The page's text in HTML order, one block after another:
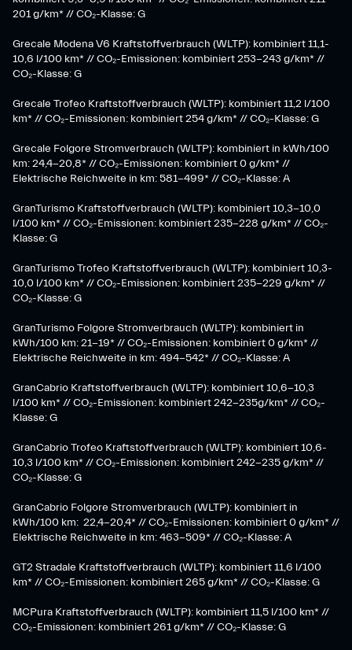
201 g/km* // CO₂-Klasse: G
Grecale Modena V6 Kraftstoffverbrauch (WLTP): kombiniert 11,1-
10,6 l/100 km* // CO₂-Emissionen: kombiniert 253-243 g/km* //
CO₂-Klasse: G
Grecale Trofeo Kraftstoffverbrauch (WLTP): kombiniert 11,2 l/100
km* // CO₂-Emissionen: kombiniert 254 g/km* // CO₂-Klasse: G
Grecale Folgore Stromverbrauch (WLTP): kombiniert in kWh/100
km: 24,4-20,8* // CO₂-Emissionen: kombiniert 0 g/km* //
Elektrische Reichweite in km: 581-499* // CO₂-Klasse: A
GranTurismo Kraftstoffverbrauch (WLTP): kombiniert 10,3-10,0
l/100 km* // CO₂-Emissionen: kombiniert 235-228 g/km* // CO₂-
Klasse: G
GranTurismo Trofeo Kraftstoffverbrauch (WLTP): kombiniert 10,3-
10,0 l/100 km* // CO₂-Emissionen: kombiniert 235-229 g/km* //
CO₂-Klasse: G
GranTurismo Folgore Stromverbrauch (WLTP): kombiniert in
kWh/100 km: 21-19* // CO₂-Emissionen: kombiniert 0 g/km* //
Elektrische Reichweite in km: 494-542* // CO₂-Klasse: A
GranCabrio Kraftstoffverbrauch (WLTP): kombiniert 10,6-10,3
l/100 km* // CO₂-Emissionen: kombiniert 242-235g/km* // CO₂-
Klasse: G
GranCabrio Trofeo Kraftstoffverbrauch (WLTP): kombiniert 10,6-
10,3 l/100 km* // CO₂-Emissionen: kombiniert 242-235 g/km* //
CO₂-Klasse: G
GranCabrio Folgore Stromverbrauch (WLTP): kombiniert in
kWh/100 km: 22,4-20,4* // CO₂-Emissionen: kombiniert 0 g/km* //
Elektrische Reichweite in km: 463-509* // CO₂-Klasse: A
GT2 Stradale Kraftstoffverbrauch (WLTP): kombiniert 11,6 l/100
km* // CO₂-Emissionen: kombiniert 265 g/km* // CO₂-Klasse: G
MCPura Kraftstoffverbrauch (WLTP): kombiniert 11,5 l/100 km* //
CO₂-Emissionen: kombiniert 261 g/km* // CO₂-Klasse: G